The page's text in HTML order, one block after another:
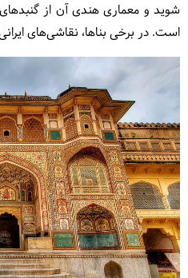
شوید و معماری هندی آن از
است. در برخی بناها، نقاشی‌های